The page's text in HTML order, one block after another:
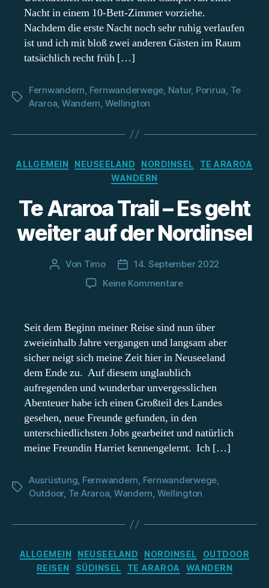
–
Von
Wellington
Nacht in einem 10-Bett-Zimmer vorziehe.
Nachdem die erste Nacht noch sehr ruhig verlaufen
ist und ich mit bloß zwei anderen Gästen im Raum
tatsächlich recht früh […]
Schlagwörter
Fernwandern Fernwanderwege Natur, Porirua Te
Araroa Wandern Wellington
Kategorien
ALLGEMEIN NEUSEELAND NORDINSEL
TE ARAROA
WANDERN
Te Araroa Trail – Es geht
weiter auf der Nordinsel
Beitragsautor
Von Timo Beitragsdatum
14. September 2022
Keine Kommentarezu
Trail
Es
geht
weiter
auf
der
Nordinsel
Seit dem Beginn meiner Reise sind nun über
zweieinhalb Jahre vergangen und langsam aber
sicher neigt sich meine Zeit hier in Neuseeland
dem Ende zu. Auf diesem unglaublich
aufregenden und wunderbar unvergesslichen
Abenteuer habe ich einen Großteil des Landes
gesehen, neue Freunde gefunden, in den
unterschiedlichsten Jobs gearbeitet und natürlich
meine Freundin Harriet kennengelernt. Ich […]
Schlagwörter
Ausrüstung Fernwandern Fernwanderwege
Outdoor, Te Araroa Wandern Wellington
Kategorien
ALLGEMEIN NEUSEELAND NORDINSEL
OUTDOOR
REISEN
SÜDINSEL TE ARAROA WANDERN